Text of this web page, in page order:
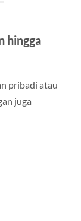
hingga
pribadi atau
juga